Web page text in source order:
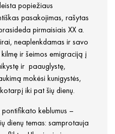
popiežiaus
pasakojimas, rašytas
pirmaisiais XX a.
neaplenkdamas ir savo
ir šeimos emigraciją į
ir paauglystę,
mokėsi kunigystės,
iki pat šių dienų.
pontifikato keblumus –
dienų temas: samprotauja